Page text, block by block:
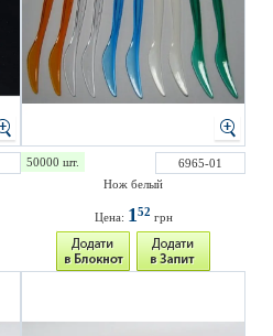
50000 шт.
6965-01
Нож белый
Цена: 152 грн